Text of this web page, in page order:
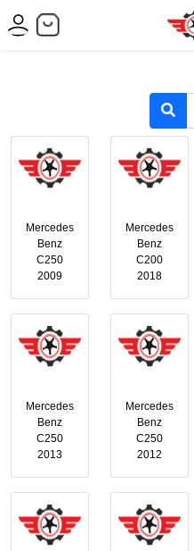
Mercedes
Benz
C200
2018
Mercedes
Benz
C250
2009
Mercedes
Benz
C250
2012
Mercedes
Benz
C250
2013